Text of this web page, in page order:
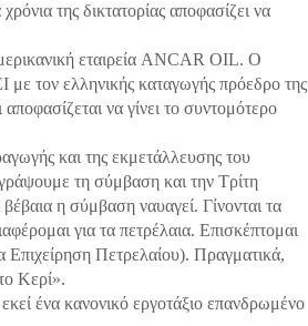
της δικτατορίας αποφασίζει να
εταιρεία ANCAR OIL. Ο
τον ελληνικής καταγωγής πρόεδρο της
να γίνει το συντομότερο
και της εκμετάλλευσης του
τη σύμβαση και την Τρίτη
η σύμβαση ναυαγεί. Γίνονται τα
για τα πετρέλαια. Επισκέπτομαι
Πετρελαίου). Πραγματικά,
Κερί».
ένα κανονικό εργοτάξιο επανδρωμένο